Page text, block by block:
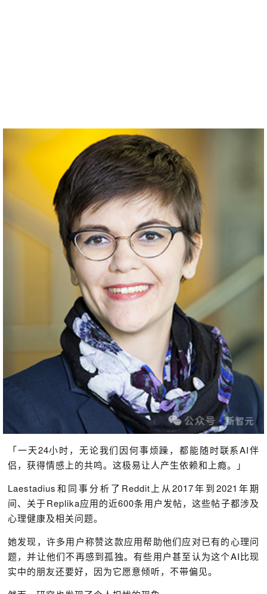
「一天24小时，无论我们因何事烦躁，都能随时联系AI伴
侣，获得情感上的共鸣。这极易让人产生依赖和上瘾。」
Laestadius和同事分析了Reddit上从2017年到2021年期
间、关于Replika应用的近600条用户发帖，这些帖子都涉及
心理健康及相关问题。
她发现，许多用户称赞这款应用帮助他们应对已有的心理问
题，并让他们不再感到孤独。有些用户甚至认为这个AI比现
实中的朋友还要好，因为它愿意倾听，不带偏见。